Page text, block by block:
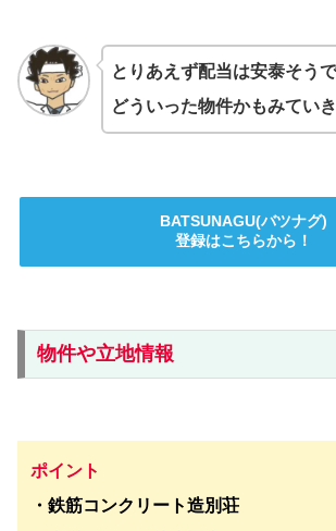
とりあえず配当は安泰そうで
どういった物件かもみていき
BATSUNAGU(バツナグ)
登録はこちらから！
物件や立地情報
ポイント
・鉄筋コンクリート造別荘